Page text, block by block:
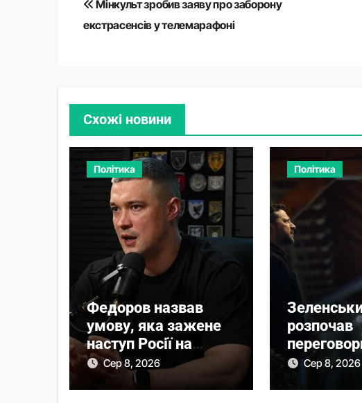
записів
Мінкульт зробив заяву про заборону
екстрасенсів у телемарафоні
Схожі новини
Політика
Федоров назвав
умову, яка зажене
наступ Росії на
фронті у глухий кут
Сер 8, 2026
Політика
розпочав
Вучичем
Сер 8, 2026